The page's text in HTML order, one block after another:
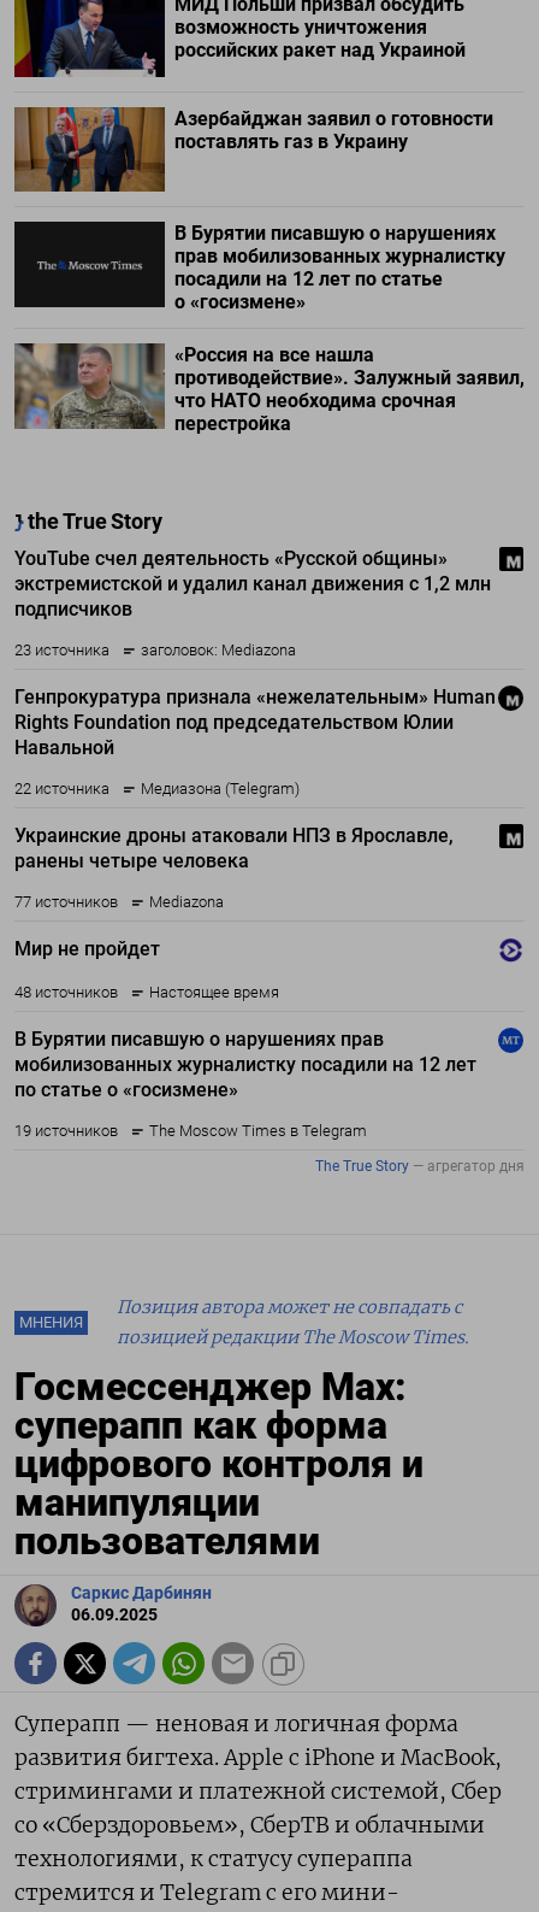
возможность уничтожения
российских ракет над Украиной
Азербайджан заявил о готовности
поставлять газ в Украину
В Бурятии писавшую о нарушениях
прав мобилизованных журналистку
посадили на 12 лет по статье
о «госизмене»
«Россия на все нашла
противодействие». Залужный заявил,
что НАТО необходима срочная
перестройка
МНЕНИЯ
Позиция автора может не совпадать с
позицией редакции The Moscow Times.
Госмессенджер Мах:
суперапп как форма
цифрового контроля и
манипуляции
пользователями
Саркис Дарбинян
06.09.2025
Суперапп — неновая и логичная форма
развития бигтеха. Apple с iPhone и MacBook,
стримингами и платежной системой, Сбер
со «Сберздоровьем», СберТВ и облачными
технологиями, к статусу супераппа
стремится и Telegram с его мини-